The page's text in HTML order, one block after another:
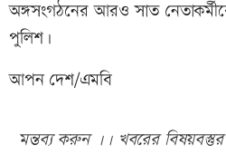
অঙ্গসংগঠনের আরও সাত
পুলিশ।
আপন দেশ/এমবি
মন্তব্য করুন ।। খবরের